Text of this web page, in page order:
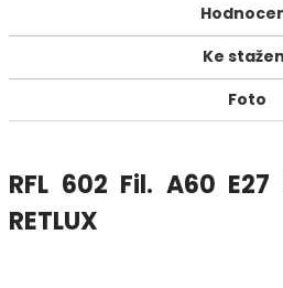
Ke
Foto
RFL 602 Fil. A60
RETLUX